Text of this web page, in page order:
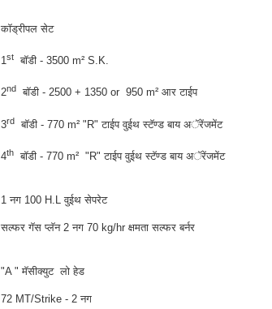
कॉड्रीपल सेट
1st बॉडी - 3500 m² S.K.
2nd बॉडी - 2500 + 1350 or 950 m² आर टाईप
3rd बॉडी - 770 m² "R" टाईप वुईथ स्टॅण्ड बाय अॅरेंजमेंट
4th बॉडी - 770 m² "R" टाईप वुईथ स्टॅण्ड बाय अॅरेंजमेंट
1 नग 100 H.L वुईथ सेपरेट
सल्फर गॅस प्लॅन 2 नग 70 kg/hr क्षमता सल्फर बर्नर
"A " मॅसीक्युट लो हेड
72 MT/Strike - 2 नग